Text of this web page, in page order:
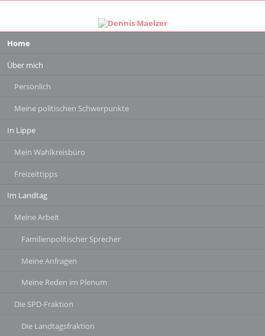
überspringen
Home
Über mich
Persönlich
Meine politischen Schwerpunkte
In Lippe
Mein Wahlkreisbüro
Freizeittipps
Im Landtag
Meine Arbeit
Familienpolitischer Sprecher
Meine Anfragen
Meine Reden im Plenum
Die SPD-Fraktion
Die Landtagsfraktion